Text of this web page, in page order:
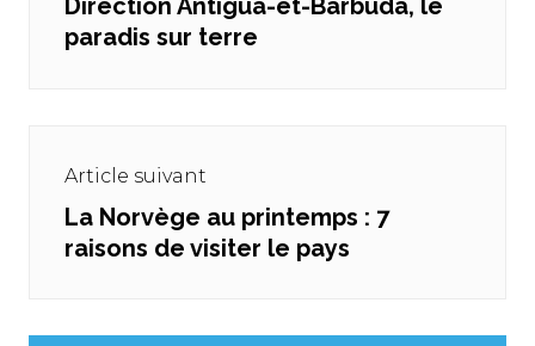
Previous
post:
Direction Antigua-et-Barbuda, le
paradis sur terre
Article suivant
Next
post:
La Norvège au printemps : 7
raisons de visiter le pays